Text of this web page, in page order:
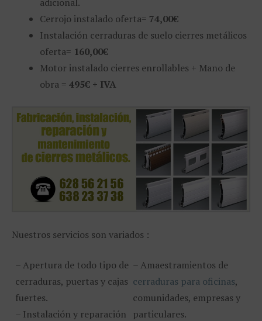
Cerrojo instalado oferta= 74,00€
Instalación cerraduras de suelo cierres metálicos
oferta= 160,00€
Motor instalado cierres enrollables + Mano de
obra = 495€ + IVA
Nuestros servicios son variados :
– Apertura de todo tipo de
cerraduras, puertas y cajas
fuertes.
– Instalación y reparación
– Amaestramientos de
cerraduras para oficinas,
comunidades, empresas y
particulares.